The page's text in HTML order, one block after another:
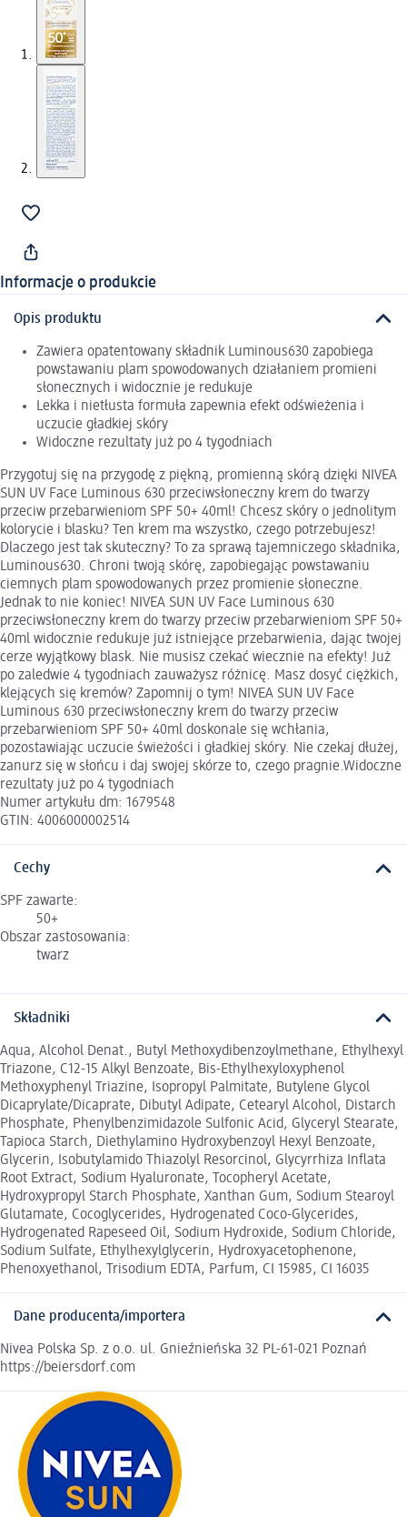
Informacje o produkcie
Opis produktu
Zawiera opatentowany składnik Luminous630 zapobiega
powstawaniu plam spowodowanych działaniem promieni
słonecznych i widocznie je redukuje
Lekka i nietłusta formuła zapewnia efekt odświeżenia i
uczucie gładkiej skóry
Widoczne rezultaty już po 4 tygodniach
Przygotuj się na przygodę z piękną, promienną skórą dzięki NIVEA
SUN UV Face Luminous 630 przeciwsłoneczny krem do twarzy
przeciw przebarwieniom SPF 50+ 40ml! Chcesz skóry o jednolitym
kolorycie i blasku? Ten krem ma wszystko, czego potrzebujesz!
Dlaczego jest tak skuteczny? To za sprawą tajemniczego składnika,
Luminous630. Chroni twoją skórę, zapobiegając powstawaniu
ciemnych plam spowodowanych przez promienie słoneczne.
Jednak to nie koniec! NIVEA SUN UV Face Luminous 630
przeciwsłoneczny krem do twarzy przeciw przebarwieniom SPF 50+
40ml widocznie redukuje już istniejące przebarwienia, dając twojej
cerze wyjątkowy blask. Nie musisz czekać wiecznie na efekty! Już
po zaledwie 4 tygodniach zauważysz różnicę. Masz dosyć ciężkich,
klejących się kremów? Zapomnij o tym! NIVEA SUN UV Face
Luminous 630 przeciwsłoneczny krem do twarzy przeciw
przebarwieniom SPF 50+ 40ml doskonale się wchłania,
pozostawiając uczucie świeżości i gładkiej skóry. Nie czekaj dłużej,
zanurz się w słońcu i daj swojej skórze to, czego pragnie.Widoczne
rezultaty już po 4 tygodniach
Numer artykułu dm: 1679548
GTIN: 4006000002514
Cechy
SPF zawarte:
50+
Obszar zastosowania:
twarz
Składniki
Aqua, Alcohol Denat., Butyl Methoxydibenzoylmethane, Ethylhexyl
Triazone, C12-15 Alkyl Benzoate, Bis-Ethylhexyloxyphenol
Methoxyphenyl Triazine, Isopropyl Palmitate, Butylene Glycol
Dicaprylate/Dicaprate, Dibutyl Adipate, Cetearyl Alcohol, Distarch
Phosphate, Phenylbenzimidazole Sulfonic Acid, Glyceryl Stearate,
Tapioca Starch, Diethylamino Hydroxybenzoyl Hexyl Benzoate,
Glycerin, Isobutylamido Thiazolyl Resorcinol, Glycyrrhiza Inflata
Root Extract, Sodium Hyaluronate, Tocopheryl Acetate,
Hydroxypropyl Starch Phosphate, Xanthan Gum, Sodium Stearoyl
Glutamate, Cocoglycerides, Hydrogenated Coco-Glycerides,
Hydrogenated Rapeseed Oil, Sodium Hydroxide, Sodium Chloride,
Sodium Sulfate, Ethylhexylglycerin, Hydroxyacetophenone,
Phenoxyethanol, Trisodium EDTA, Parfum, CI 15985, CI 16035
Dane producenta/importera
Nivea Polska Sp. z o.o. ul. Gnieźnieńska 32 PL-61-021 Poznań
https://beiersdorf.com